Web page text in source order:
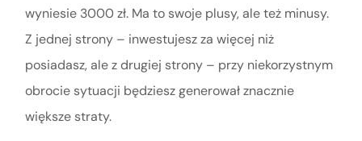
wyniesie 3000 zł. Ma to swoje plusy, ale też minusy.
Z jednej strony – inwestujesz za więcej niż
posiadasz, ale z drugiej strony – przy niekorzystnym
obrocie sytuacji będziesz generował znacznie
większe straty.